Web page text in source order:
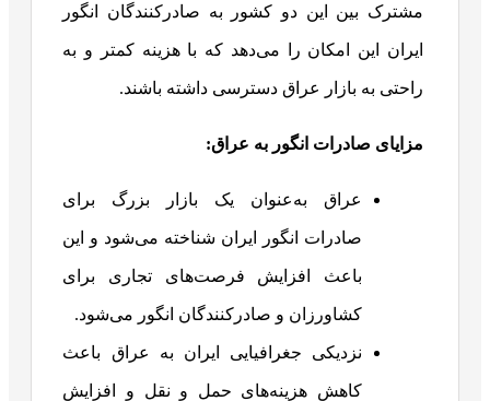
مشترک بین این دو کشور به صادرکنندگان انگور
ایران این امکان را می‌دهد که با هزینه کمتر و به
راحتی به بازار عراق دسترسی داشته باشند.
مزایای صادرات انگور به عراق:
عراق به‌عنوان یک بازار بزرگ برای
صادرات انگور ایران شناخته می‌شود و این
باعث افزایش فرصت‌های تجاری برای
کشاورزان و صادرکنندگان انگور می‌شود.
نزدیکی جغرافیایی ایران به عراق باعث
کاهش هزینه‌های حمل و نقل و افزایش